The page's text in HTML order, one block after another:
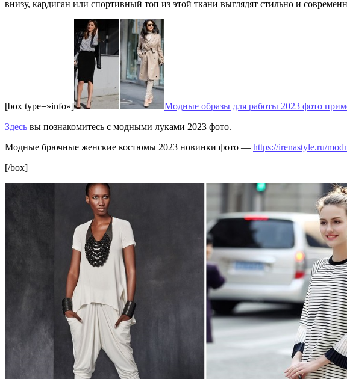
внизу, кардиган или спортивный топ из этой ткани выглядят стильно и
[box type=»info»] Модные образы для работы 2023 фото
Здесь вы познакомитесь с модными луками 2023 фото.
Модные брючные женские костюмы 2023 новинки фото — https://irenastyle.ru/
[/box]